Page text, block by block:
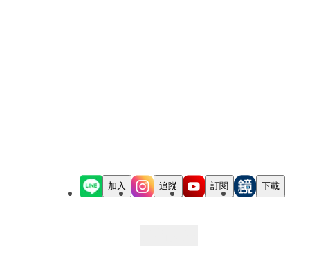
加入 追蹤 訂閱 下載